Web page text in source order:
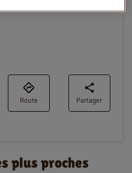
juridique
policyRoute Partager
plus proches